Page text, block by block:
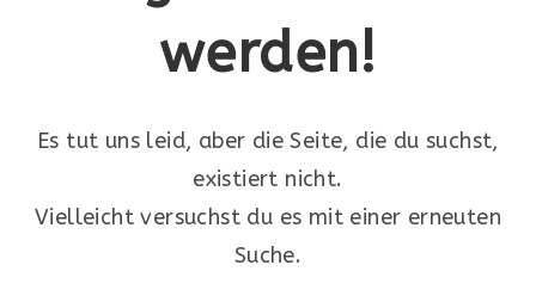
werden!
Es tut uns leid, aber die Seite, die du suchst,
existiert nicht.
Vielleicht versuchst du es mit einer erneuten
Suche.